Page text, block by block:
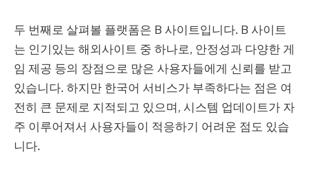
두 번째로 살펴볼 플랫폼은 B 사이트입니다. B 사이트
는 인기있는 해외사이트 중 하나로, 안정성과 다양한 게
임 제공 등의 장점으로 많은 사용자들에게 신뢰를 받고
있습니다. 하지만 한국어 서비스가 부족하다는 점은 여
전히 큰 문제로 지적되고 있으며, 시스템 업데이트가 자
주 이루어져서 사용자들이 적응하기 어려운 점도 있습
니다.